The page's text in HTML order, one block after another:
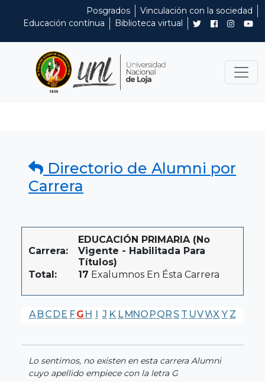
Posgrados
Vinculación con la sociedad
Educación contínua
Biblioteca virtual
Directorio de Alumni por
Carrera
Carrera:
EDUCACIÓN PRIMARIA (No
Vigente - Habilitada Para
Títulos)
Total:
17 Exalumnos En Ésta Carrera
A BC DE FG H I J K LMNO PQR S T UVWX Y Z
Lo sentimos, no existen en esta carrera Alumni
cuyo apellido empiece con la letra G